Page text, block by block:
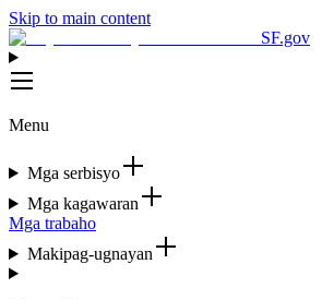
Skip to main content
SF.gov
Menu
Mga serbisyo
Mga kagawaran
Mga trabaho
Makipag-ugnayan